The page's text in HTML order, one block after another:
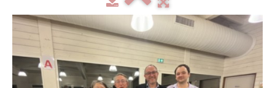
Infos pratiques
Photos ▼
bcsh.fr